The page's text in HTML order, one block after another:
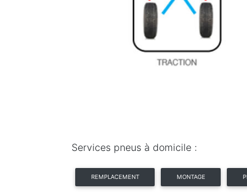
Services pneus à domicile :
REMPLACEMENT MONTAGE